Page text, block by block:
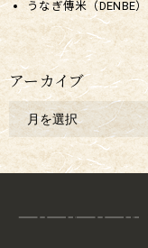
うなぎ傳米（DENBE）
アーカイブ